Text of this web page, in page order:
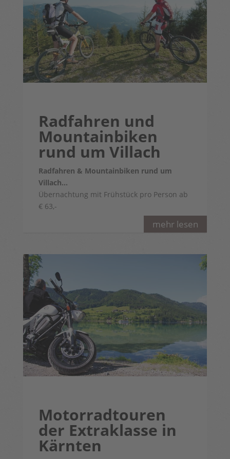
mehr lesen
Radfahren und
Mountainbiken
rund um Villach
Radfahren & Mountainbiken rund um
Villach…
Übernachtung mit Frühstück pro Person ab
€ 63,-
Motorradtouren
der Extraklasse in
Kärnten